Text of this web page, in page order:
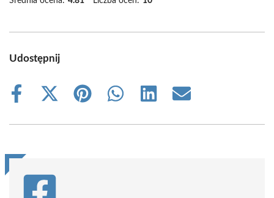
Udostępnij
Share
Share
(Twitter)
Share
Share
Share
Share